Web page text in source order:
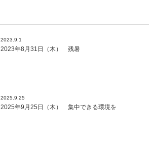
2023.9.1
2023年8月31日（木） 残暑
2025.9.25
2025年9月25日（木） 集中できる環境を